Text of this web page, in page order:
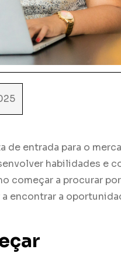
de entrada para o
habilidades e
começar a procurar
encontrar a